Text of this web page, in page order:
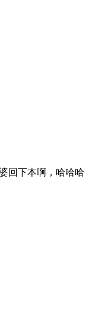
回下本啊，哈哈哈